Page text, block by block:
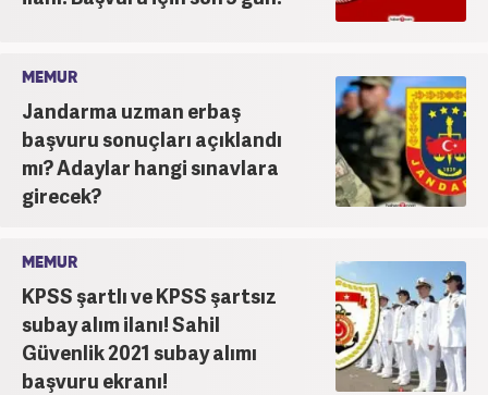
MEMUR
Jandarma uzman erbaş
başvuru sonuçları açıklandı
mı? Adaylar hangi sınavlara
girecek?
MEMUR
KPSS şartlı ve KPSS şartsız
subay alım ilanı! Sahil
Güvenlik 2021 subay alımı
başvuru ekranı!